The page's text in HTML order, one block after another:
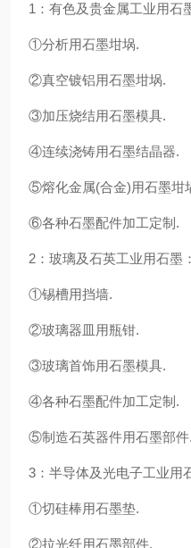
1：有色及贵金属工业用石
①分析用石墨坩埚.
②真空镀铝用石墨坩埚.
③加压烧结用石墨模具.
④连续浇铸用石墨结晶器.
⑤熔化金属(合金)用石墨坩
⑥各种石墨配件加工定制.
2：玻璃及石英工业用石墨：
①锡槽用挡墙.
②玻璃器皿用瓶钳.
③玻璃首饰用石墨模具.
④各种石墨配件加工定制.
⑤制造石英器件用石墨部件.
3：半导体及光电子工业用
①切硅棒用石墨垫.
②拉光纤用石墨部件.